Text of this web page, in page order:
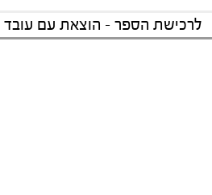
לרכישת הספר - הוצאת עם עובד